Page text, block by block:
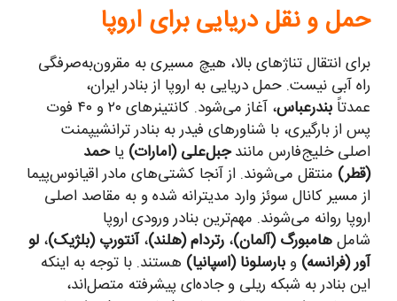
حمل و نقل دریایی برای اروپا
برای انتقال تناژهای بالا، هیچ مسیری به مقرون‌به‌صرفگی
راه آبی نیست. حمل دریایی به اروپا از بنادر ایران،
عمدتاً بندرعباس
، آغاز می‌شود. کانتینرهای ۲۰ و ۴۰ فوت
پس از بارگیری، با شناورهای فیدر به بنادر ترانشیپمنت
اصلی خلیج‌فارس مانندجبل‌علی (امارات) یاحمد
(قطر) منتقل می‌شوند. از آنجا کشتی‌های مادر اقیانوس‌پیما
از مسیر کانال سوئز وارد مدیترانه شده و به مقاصد اصلی
اروپا روانه می‌شوند. مهم‌ترین بنادر ورودی اروپا
شاملهامبورگ (آلمان)، رتردام (هلند)،آنتورپ (بلژیک)، لو
آور (فرانسه) وبارسلونا (اسپانیا) هستند. با توجه به اینکه
این بنادر به شبکه ریلی و جاده‌ای پیشرفته متصل‌اند،